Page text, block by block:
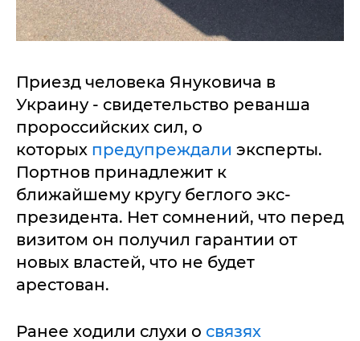
Приезд человека Януковича в
Украину - свидетельство реванша
пророссийских сил, о
которых предупреждали эксперты.
Портнов принадлежит к
ближайшему кругу беглого экс-
президента. Нет сомнений, что перед
визитом он получил гарантии от
новых властей, что не будет
арестован.
Ранее ходили слухи о связях